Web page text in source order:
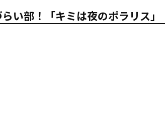
い部！「キミは夜のポラリス」